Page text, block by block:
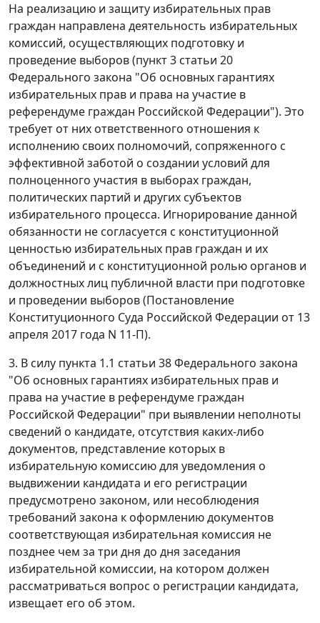
На реализацию и защиту избирательных прав
граждан направлена деятельность избирательных
комиссий, осуществляющих подготовку и
проведение выборов (пункт 3 статьи 20
Федерального закона "Об основных гарантиях
избирательных прав и права на участие в
референдуме граждан Российской Федерации"). Это
требует от них ответственного отношения к
исполнению своих полномочий, сопряженного с
эффективной заботой о создании условий для
полноценного участия в выборах граждан,
политических партий и других субъектов
избирательного процесса. Игнорирование данной
обязанности не согласуется с конституционной
ценностью избирательных прав граждан и их
объединений и с конституционной ролью органов и
должностных лиц публичной власти при подготовке
и проведении выборов (Постановление
Конституционного Суда Российской Федерации от 13
апреля 2017 года N 11-П).
3. В силу пункта 1.1 статьи 38 Федерального закона
"Об основных гарантиях избирательных прав и
права на участие в референдуме граждан
Российской Федерации" при выявлении неполноты
сведений о кандидате, отсутствия каких-либо
документов, представление которых в
избирательную комиссию для уведомления о
выдвижении кандидата и его регистрации
предусмотрено законом, или несоблюдения
требований закона к оформлению документов
соответствующая избирательная комиссия не
позднее чем за три дня до дня заседания
избирательной комиссии, на котором должен
рассматриваться вопрос о регистрации кандидата,
извещает его об этом.